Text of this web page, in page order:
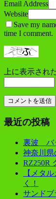
Email Address
Website
Save my
time I comment.
上に表示され
最近の投稿
裏波 バ
神奈川県
RZ250R
【メタ
く！
サンド